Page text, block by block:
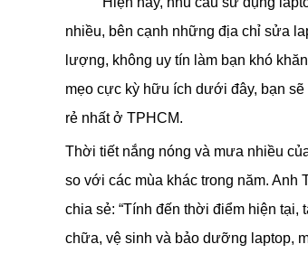
nhiều, bên cạnh những địa chỉ sửa
lượng, không uy tín làm bạn khó
mẹo cực kỳ hữu ích dưới đây, bạn
rẻ nhất ở TPHCM.
Thời tiết nắng nóng và mưa nhiều
so với các mùa khác trong năm. Anh
chia sẻ: “Tính đến thời điểm hiện
chữa, vệ sinh và bảo dưỡng laptop,